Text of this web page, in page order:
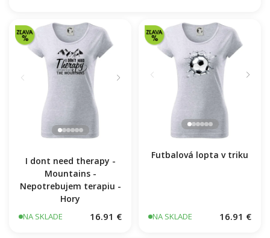
I dont need therapy -
Mountains -
Nepotrebujem terapiu -
Hory
NA SKLADE 16.91 €
Futbalová lopta v triku
NA SKLADE 16.91 €